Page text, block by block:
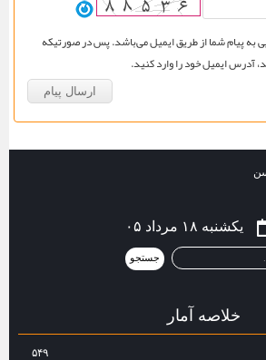
به پیام شما از طریق ایمیل می‌باشد. پس در صورتیکه
ایمیل خود را وارد کنید.
یکشنبه ۱۸ مرداد ۰۵
خلاصه آمار
۵۴۹